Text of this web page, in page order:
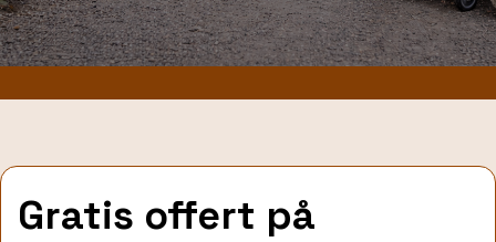
Gratis offert på